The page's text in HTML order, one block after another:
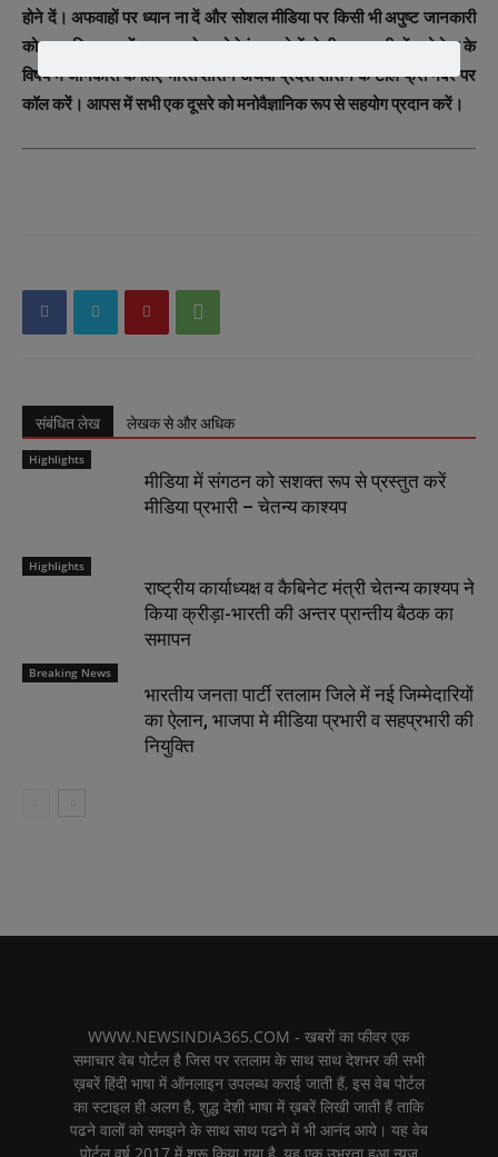
होने दें। अफवाहों पर ध्यान ना दें और सोशल मीडिया पर किसी भी अपुष्ट जानकारी
को प्रसारित ना करें। सूचना के भरोसेमंद स्त्रोतों से ही जानकारी लें, कोरोना के
विषय में जानकारी के लिए भारत शासन अथवा प्रदेश शासन के टोल फ्री नंबर पर
कॉल करें। आपस में सभी एक दूसरे को मनोवैज्ञानिक रूप से सहयोग प्रदान करें।
संबंधित लेख लेखक से और अधिक
Highlights
मीडिया में संगठन को सशक्त रूप से प्रस्तुत करें
मीडिया प्रभारी – चेतन्य काश्यप
Highlights
राष्ट्रीय कार्याध्यक्ष व कैबिनेट मंत्री चेतन्य काश्यप ने
किया क्रीड़ा-भारती की अन्तर प्रान्तीय बैठक का
समापन
Breaking News
भारतीय जनता पार्टी रतलाम जिले में नई जिम्मेदारियों
का ऐलान, भाजपा मे मीडिया प्रभारी व सहप्रभारी की
नियुक्ति
WWW.NEWSINDIA365.COM - खबरों का फीवर एक
समाचार वेब पोर्टल है जिस पर रतलाम के साथ साथ देशभर की सभी
ख़बरें हिंदी भाषा में ऑनलाइन उपलब्ध कराई जाती हैं, इस वेब पोर्टल
का स्टाइल ही अलग है, शुद्ध देशी भाषा में ख़बरें लिखी जाती हैं ताकि
पढने वालों को समझने के साथ साथ पढने में भी आनंद आये। यह वेब
पोर्टल वर्ष 2017 में शुरू किया गया है, यह एक उभरता हुआ न्यूज़